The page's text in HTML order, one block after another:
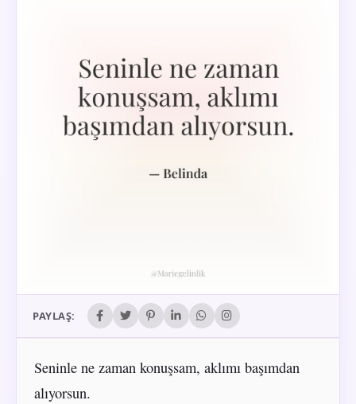
PAYLAŞ:
Seninle ne zaman konuşsam, aklımı başımdan
alıyorsun.